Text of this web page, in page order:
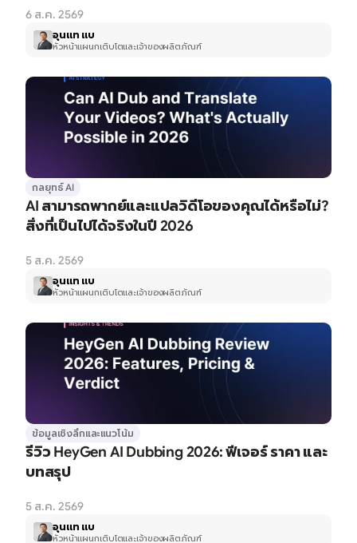
6 ส.ค. 2569
อุนแท แบ
หัวหน้าแผนกเติบโตและเจ้าของผลิตภัณฑ์
กลยุทธ์ AI
AI สามารถพากย์และแปลวิดีโอของคุณได้หรือไม่?
สิ่งที่เป็นไปได้จริงในปี 2026
5 ส.ค. 2569
อุนแท แบ
หัวหน้าแผนกเติบโตและเจ้าของผลิตภัณฑ์
ข้อมูลเชิงลึกและแนวโน้ม
รีวิว HeyGen AI Dubbing 2026: ฟีเจอร์ ราคา และ
บทสรุป
5 ส.ค. 2569
อุนแท แบ
หัวหน้าแผนกเติบโตและเจ้าของผลิตภัณฑ์